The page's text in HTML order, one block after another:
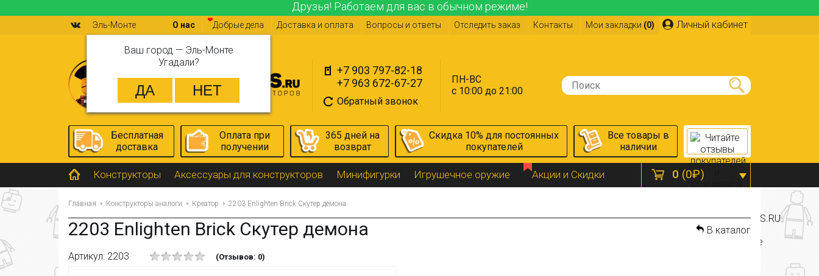
Друзья! Работаем для вас в обычном режиме!
Эль-Монте
Ваш город — Эль-Монте
Угадали?
Личный кабинет
О нас Добрые дела Доставка и оплата Вопросы и ответы Отследить заказ Контакты Мои закладки (0)
+7 903 797-82-18
+7 963 672-67-27
Обратный звонок
ПН-ВС
с 10:00 до 21:00
0 (0₽)
Бесплатная
доставка
Оплата при
получении
365 дней на
возврат
Скидка 10% для постоянных
покупателей
Все товары в
наличии
Конструкторы Аксессуары для конструкторов Минифигурки Игрушечное оружие Акции и Скидки
Главная Конструкторы аналоги Креатор 2203 Enlighten Brick Скутер демона
2203 Enlighten Brick Скутер демона В каталог
Артикул: 2203 (Отзывов: 0)